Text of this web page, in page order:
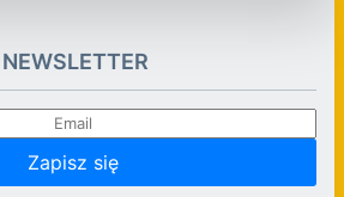
NEWSLETTER
Zapisz się